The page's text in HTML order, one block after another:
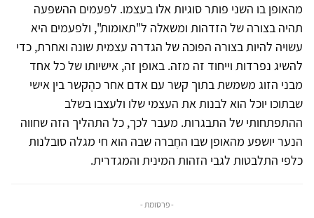
מהאופן בו השני פותר סוגיות אלו בעצמו. לפעמים ההשפעה
תהיה בצורה של הזדהות ומשאלה ל"תאומות", ולפעמים היא
עשויה להיות בצורה הפוכה של הגדרה עצמית שונה ואחרת, כדי
להשיג נפרדות וייחוד זה מזה. באופן זה, אישיותו של כל אחד
מבני הזוג משמשת בתוך קשר עם אדם אחר כהֶקשר בין אישי
שבתוכו יוכל הוא לבנות את העצמי שלו ולעצבו בשלב
ההתפתחותי של התבגרות. מעבר לכך, כל התהליך הזה שחווה
הנער יושפע מהאופן שבו החֶברה שבה הוא חי מגלה סובלנות
כלפי התלבטות לגבי הזהות המינית והמגדרית.
- פרסומת -